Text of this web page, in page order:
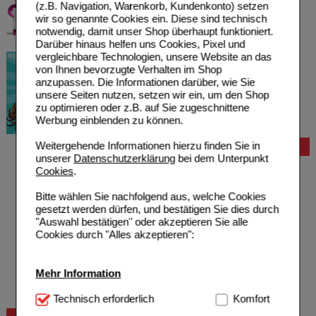
(z.B. Navigation, Warenkorb, Kundenkonto) setzen
wir so genannte Cookies ein. Diese sind technisch
notwendig, damit unser Shop überhaupt funktioniert.
Darüber hinaus helfen uns Cookies, Pixel und
vergleichbare Technologien, unsere Website an das
von Ihnen bevorzugte Verhalten im Shop
anzupassen. Die Informationen darüber, wie Sie
unsere Seiten nutzen, setzen wir ein, um den Shop
zu optimieren oder z.B. auf Sie zugeschnittene
Werbung einblenden zu können.
Weitergehende Informationen hierzu finden Sie in
unserer Datenschutzerklärungbei dem Unterpunkt
Cookies.
Bitte wählen Sie nachfolgend aus, welche Cookies
gesetzt werden dürfen, und bestätigen Sie dies durch
"Auswahl bestätigen" oder akzeptieren Sie alle
Cookies durch "Alles akzeptieren":
Mehr Information
Technisch Notwendig:Hierbei handelt es sich um
Technisch erforderlich Komfort
Bestellung
Hilfe zur Anmeldung
Zahlungsmöglichkeiten
Rezepte einlösen
Freiumschläge anfordern
Freiumschläge downloaden
Bestellschein